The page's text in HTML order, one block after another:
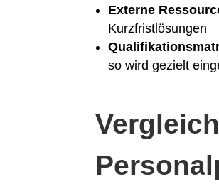
Externe
Kurzfristlösungen
so wird gezielt